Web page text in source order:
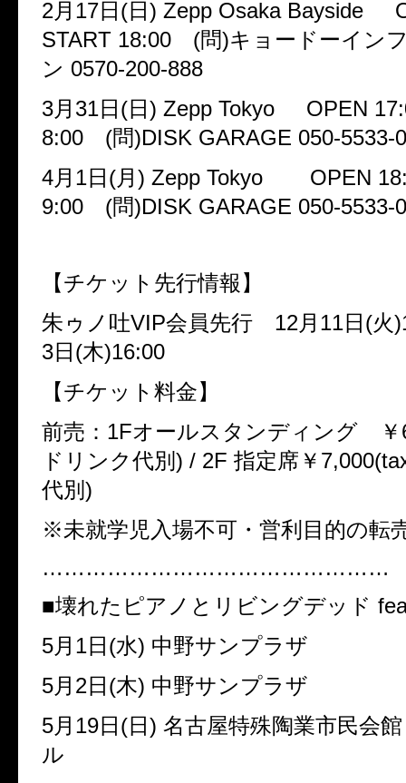
2月 17日 (日 ) Zepp Osaka Bayside
START 18:00
(問)キョードーイン
ン 0570-200-888
3月 31日 (日 ) Zepp Tokyo OPEN
8:00
(問)DISK GARAGE 050-5533-
4月 1日 (月 ) Zepp Tokyo
OPEN
9:00
(問)DISK GARAGE 050-5533-
【チケット先行情報】
朱ゥノ吐VIP会員先行 12月 11日 (火
3日 (木)16:00
【チケット料金】
前売： 1Fオールスタンディング ￥
ドリンク代別 ) / 2F 指定席￥
代別 )
※未就学児入場不可・営利目的の転
…………………………………………
■壊れたピアノとリビングデッド
5月 1日 (水) 中野サンプラザ
5月 2日 (木) 中野サンプラザ
5月 19日 (日 ) 名古屋特殊陶業市民会
ル